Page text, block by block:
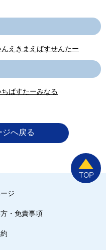
えきまえばすせんたー
ばすたーみなる
ジへ戻る
ジ
・免責事項